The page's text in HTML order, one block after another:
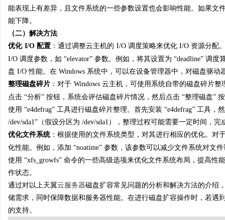
能表现上有差异，且文件系统的一些参数设置也会影响性能。如果
能下降。
（二）解决方法
优化 I/O 配置 ：通过调整云主机的 I/O 调度策略来优化 I/O 资源分配
I/O 调度参数，如 “elevator” 参数。例如，将其设置为 “deadline” 调
盘 I/O 性能。在 Windows 系统中，可以在设备管理器中，对磁盘驱
整理磁盘碎片 ：对于 Windows 云主机，可使用系统自带的磁盘碎片
点击 “分析” 按钮，系统会评估磁盘碎片情况，然后点击 “整理磁盘”
使用 “e4defrag” 工具进行磁盘碎片整理。首先安装 “e4defrag” 工具
/dev/sda1”（假设分区为 /dev/sda1），整理过程可能需要一定时间，
优化文件系统：根据使用的文件系统类型，对其进行相应的优化。对
化性能。例如，添加 “noatime” 参数，该参数可以减少文件系统对文
使用 “xfs_growfs” 命令的一些高级选项来优化文件系统布局，提高
作状态。
通过对以上天翼云服务器磁盘扩容常见问题的分析和解决方法的介绍
储需求，同时保障数据和服务器性能。在进行磁盘扩容操作时，若
的支持。